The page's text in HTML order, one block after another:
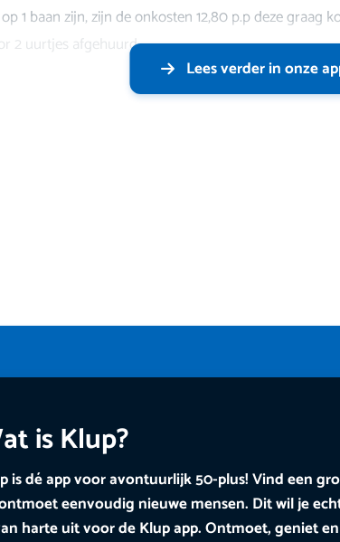
1 baan zijn, zijn de onkosten 12,80 p.p deze graag
2 uurtjes afgehuurd.
Lees verder in onze
is Klup?
is dé app voor avontuurlijk 50-plus! Vind een
eenvoudig nieuwe mensen. Dit wil je
harte uit voor de Klup app. Ontmoet, geniet